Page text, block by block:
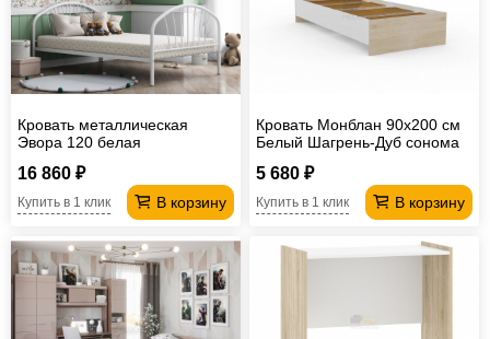
Кровать металлическая
Эвора 120 белая
16 860 ₽
В корзину
Купить в 1 клик
Кровать Монблан 90х200 см
Белый Шагрень-Дуб сонома
5 680 ₽
В корзину
Купить в 1 клик